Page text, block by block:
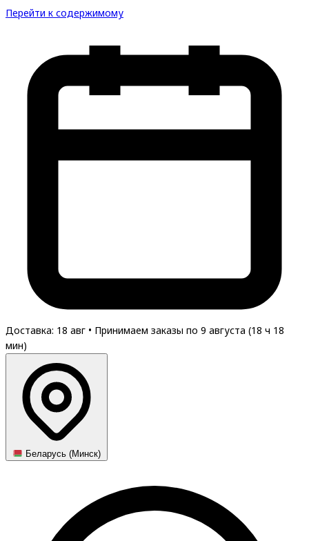
Перейти к содержимому
Доставка: 18 авг • Принимаем заказы по 9 августа (18 ч 18
мин)
Беларусь (Минск)